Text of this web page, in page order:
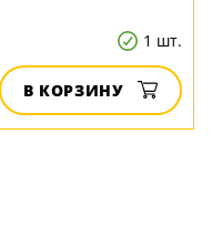
1 шт.
В КОРЗИНУ